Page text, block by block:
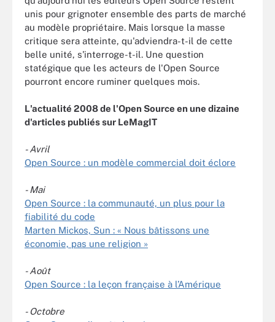
unis pour grignoter ensemble des parts de marché
au modèle propriétaire. Mais lorsque la masse
critique sera atteinte, qu'adviendra-t-il de cette
belle unité, s'interroge-t-il. Une question
statégique que les acteurs de l'Open Source
pourront encore ruminer quelques mois.
L'actualité 2008 de l'Open Source en une dizaine
d'articles publiés sur LeMagIT
- Avril
Open Source : un modèle commercial doit éclore
- Mai
Open Source : la communauté, un plus pour la
fiabilité du code
Marten Mickos, Sun : « Nous bâtissons une
économie, pas une religion »
- Août
Open Source : la leçon française à l’Amérique
- Octobre